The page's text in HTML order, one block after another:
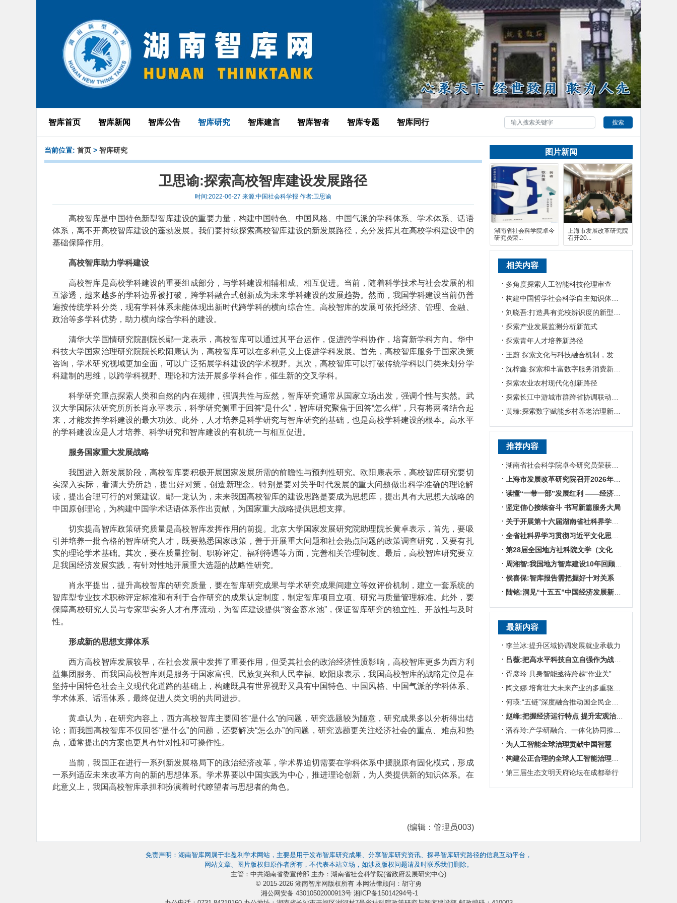
智库首页 智库新闻 智库公告 智库研究 智库建言 智库智者 智库专题 智库同行 搜索
当前位置: 首页 > 智库研究
卫思谕:探索高校智库建设发展路径
时间:2022-06-27 来源:中国社会科学报 作者:卫思谕
高校智库是中国特色新型智库建设的重要力量，构建中国特色、中国风格、中国气派的学科体系、学术体系、话语
体系，离不开高校智库建设的蓬勃发展。我们要持续探索高校智库建设的新发展路径，充分发挥其在高校学科建设中的
基础保障作用。
高校智库助力学科建设
高校智库是高校学科建设的重要组成部分，与学科建设相辅相成、相互促进。当前，随着科学技术与社会发展的相
互渗透，越来越多的学科边界被打破，跨学科融合式创新成为未来学科建设的发展趋势。然而，我国学科建设当前仍普
遍按传统学科分类，现有学科体系未能体现出新时代跨学科的横向综合性。高校智库的发展可依托经济、管理、金融、
政治等多学科优势，助力横向综合学科的建设。
清华大学国情研究院副院长鄢一龙表示，高校智库可以通过其平台运作，促进跨学科协作，培育新学科方向。华中
科技大学国家治理研究院院长欧阳康认为，高校智库可以在多种意义上促进学科发展。首先，高校智库服务于国家决策
咨询，学术研究视域更加全面，可以广泛拓展学科建设的学术视野。其次，高校智库可以打破传统学科以门类来划分学
科建制的思维，以跨学科视野、理论和方法开展多学科合作，催生新的交叉学科。
科学研究重点探索人类和自然的内在规律，强调共性与应然，智库研究通常从国家立场出发，强调个性与实然。武
汉大学国际法研究所所长肖永平表示，科学研究侧重于回答“是什么”，智库研究聚焦于回答“怎么样”，只有将两者结合起
来，才能发挥学科建设的最大功效。此外，人才培养是科学研究与智库研究的基础，也是高校学科建设的根本。高水平
的学科建设应是人才培养、科学研究和智库建设的有机统一与相互促进。
服务国家重大发展战略
我国进入新发展阶段，高校智库要积极开展国家发展所需的前瞻性与预判性研究。欧阳康表示，高校智库研究要切
实深入实际，看清大势所趋，提出好对策，创造新理念。特别是要对关乎时代发展的重大问题做出科学准确的理论解
读，提出合理可行的对策建议。鄢一龙认为，未来我国高校智库的建设思路是要成为思想库，提出具有大思想大战略的
中国原创理论，为构建中国学术话语体系作出贡献，为国家重大战略提供思想支撑。
切实提高智库政策研究质量是高校智库发挥作用的前提。北京大学国家发展研究院助理院长黄卓表示，首先，要吸
引并培养一批合格的智库研究人才，既要熟悉国家政策，善于开展重大问题和社会热点问题的政策调查研究，又要有扎
实的理论学术基础。其次，要在质量控制、职称评定、福利待遇等方面，完善相关管理制度。最后，高校智库研究要立
足我国经济发展实践，有针对性地开展重大选题的战略性研究。
肖永平提出，提升高校智库的研究质量，要在智库研究成果与学术研究成果间建立等效评价机制，建立一套系统的
智库型专业技术职称评定标准和有利于合作研究的成果认定制度，制定智库项目立项、研究与质量管理标准。此外，要
保障高校研究人员与专家型实务人才有序流动，为智库建设提供“资金蓄水池”，保证智库研究的独立性、开放性与及时
性。
形成新的思想支撑体系
西方高校智库发展较早，在社会发展中发挥了重要作用，但受其社会的政治经济性质影响，高校智库更多为西方利
益集团服务。而我国高校智库则是服务于国家富强、民族复兴和人民幸福。欧阳康表示，我国高校智库的战略定位是在
坚持中国特色社会主义现代化道路的基础上，构建既具有世界视野又具有中国特色、中国风格、中国气派的学科体系、
学术体系、话语体系，最终促进人类文明的共同进步。
黄卓认为，在研究内容上，西方高校智库主要回答“是什么”的问题，研究选题较为随意，研究成果多以分析得出结
论；而我国高校智库不仅回答“是什么”的问题，还要解决“怎么办”的问题，研究选题更关注经济社会的重点、难点和热
点，通常提出的方案也更具有针对性和可操作性。
当前，我国正在进行一系列新发展格局下的政治经济改革，学术界迫切需要在学科体系中摆脱原有固化模式，形成
一系列适应未来改革方向的新的思想体系。学术界要以中国实践为中心，推进理论创新，为人类提供新的知识体系。在
此意义上，我国高校智库承担和扮演着时代瞭望者与思想者的角色。
(编辑：管理员003)
图片新闻
湖南省社会科学院卓今
研究员荣...
上海市发展改革研究院
召开20...
相关内容
多角度探索人工智能科技伦理审查
构建中国哲学社会科学自主知识体系的湖南探索
探索产业发展监测分析新范式
探索青年人才培养新路径
王蔚:探索文化与科技融合机制，发展红色文化新业态
沈梓鑫:探索和丰富数字服务消费新模式
探索农业农村现代化创新路径
黄臻:探索数字赋能乡村养老治理新路径
推荐内容
湖南省社会科学院卓今研究员荣获第九届鲁迅文学奖
上海市发展改革研究院召开2026年半年度工作会议
读懂“一带一部”发展红利 ——经济学专家谈湖南区位优势
坚定信心接续奋斗 书写新篇服务大局
关于开展第十六届湖南省社科界学术年会征文活动的通知
第28届全国地方社科院文学（文化）所所长联席会暨“数智时代地方文化IP建设”学术研讨
周湘智:我国地方智库建设10年回顾与展望
侯喜保:智库报告需把握好十对关系
陆铭:洞见“十五五”中国经济发展新趋势——对话上海交通大学中国发展研究院执行院长陆铭
最新内容
李兰冰:提升区域协调发展就业承载力
吕薇:把高水平科技自立自强作为战略支撑
胥彦玲:具身智能亟待跨越“作业关”
陶文娜:培育壮大未来产业的多重驱动机制
何瑛:“五链”深度融合推动国企民企协同发展
赵峰:把握经济运行特点 提升宏观治理效能
潘春玲:产学研融合、一体化协同推动农业科技创新
为人工智能全球治理贡献中国智慧
构建公正合理的全球人工智能治理体系
第三届生态文明天府论坛在成都举行
免责声明：湖南智库网属于非盈利学术网站，主要是用于发布智库研究成果、分享智库研究资讯、探寻智库研究路径的信息互动平台，
网站文章、图片版权归原作者所有，不代表本站立场，如涉及版权问题请及时联系我们删除。
主管：中共湖南省委宣传部 主办：湖南省社会科学院(省政府发展研究中心)
© 2015-2026 湖南智库网版权所有 本网法律顾问：胡守勇
湘公网安备 43010502000913号 湘ICP备15014294号-1